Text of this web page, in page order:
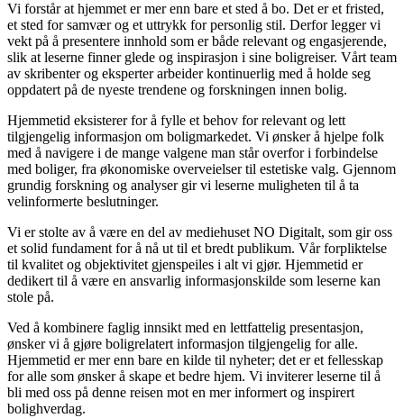
Vi forstår at hjemmet er mer enn bare et sted å bo. Det er et fristed,
et sted for samvær og et uttrykk for personlig stil. Derfor legger vi
vekt på å presentere innhold som er både relevant og engasjerende,
slik at leserne finner glede og inspirasjon i sine boligreiser. Vårt team
av skribenter og eksperter arbeider kontinuerlig med å holde seg
oppdatert på de nyeste trendene og forskningen innen bolig.
Hjemmetid eksisterer for å fylle et behov for relevant og lett
tilgjengelig informasjon om boligmarkedet. Vi ønsker å hjelpe folk
med å navigere i de mange valgene man står overfor i forbindelse
med boliger, fra økonomiske overveielser til estetiske valg. Gjennom
grundig forskning og analyser gir vi leserne muligheten til å ta
velinformerte beslutninger.
Vi er stolte av å være en del av mediehuset NO Digitalt, som gir oss
et solid fundament for å nå ut til et bredt publikum. Vår forpliktelse
til kvalitet og objektivitet gjenspeiles i alt vi gjør. Hjemmetid er
dedikert til å være en ansvarlig informasjonskilde som leserne kan
stole på.
Ved å kombinere faglig innsikt med en lettfattelig presentasjon,
ønsker vi å gjøre boligrelatert informasjon tilgjengelig for alle.
Hjemmetid er mer enn bare en kilde til nyheter; det er et fellesskap
for alle som ønsker å skape et bedre hjem. Vi inviterer leserne til å
bli med oss på denne reisen mot en mer informert og inspirert
bolighverdag.